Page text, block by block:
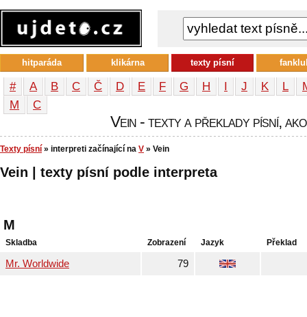
# A B C Č D E F G H I J K L
М
С
Vein - texty a překlady písní,
Texty písní » interpreti začínající na V » Vein
Vein | texty písní podle interpreta
M
Skladba Zobrazení Jazyk Překlad
Mr. Worldwide 79
hitparáda klikárna texty písní